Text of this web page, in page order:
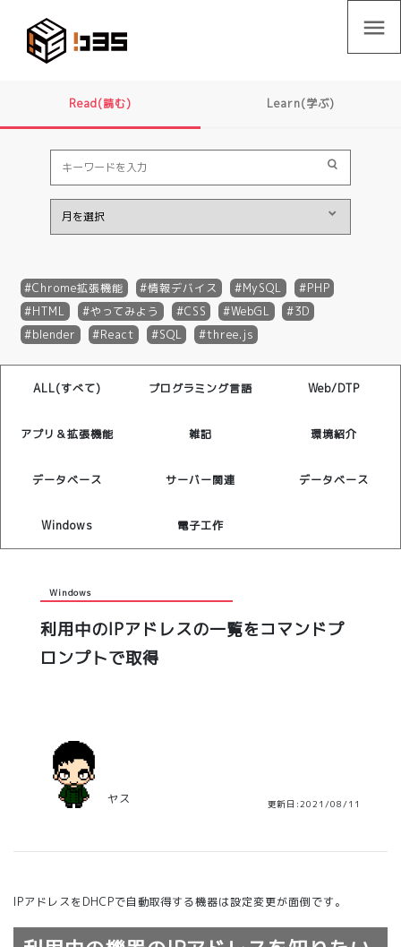
menu
Read(読む) Learn(学ぶ)
Chrome拡張機能 情報デバイス MySQL
PHP
HTML
やってみよう CSS WebGL
3D
blender
React SQL three.js
ALL(すべて) プログラミング言語 Web/DTP
アプリ＆拡張機能 雑記 環境紹介
データベース サーバー関連 データベース
Windows 電子工作
Windows
利用中のIPアドレスの一覧をコマンドプ
ロンプトで取得
ヤス 更新日:2021/08/11
IPアドレスをDHCPで自動取得する機器は設定変更が面倒です。